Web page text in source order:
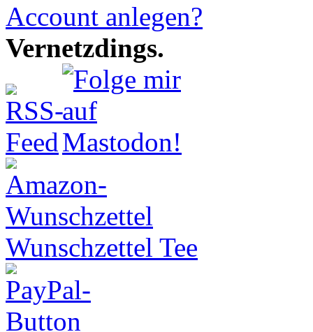
Account anlegen?
Vernetzdings.
Wunschzettel Tee